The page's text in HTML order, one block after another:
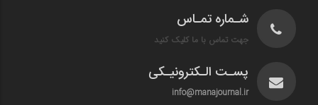
شـماره تمـاس
جهت تماس با ما کلیک کنید
پسـت الـکترونیـکی
info@manajournal.ir